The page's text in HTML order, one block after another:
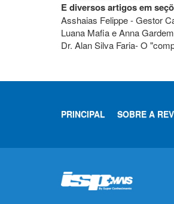
E diversos artigos em
Asshaias Felippe - Gestor
Luana Mafia e Anna
Dr. Alan Silva Faria- O
PRINCIPAL SOBRE A